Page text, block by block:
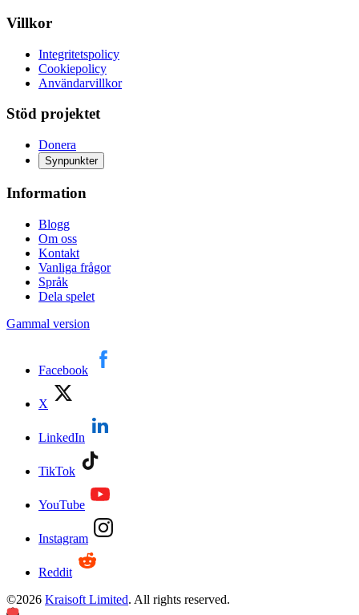
Villkor
Integritetspolicy
Cookiepolicy
Användarvillkor
Stöd projektet
Donera
Synpunkter
Information
Blogg
Om oss
Kontakt
Vanliga frågor
Språk
Dela spelet
Gammal version
Facebook
X
LinkedIn
TikTok
YouTube
Instagram
Reddit
©2026 Kraisoft Limited. All rights reserved.